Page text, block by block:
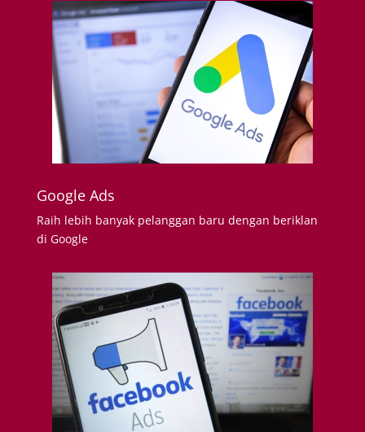
Google Ads
Raih lebih banyak pelanggan baru dengan beriklan
di Google